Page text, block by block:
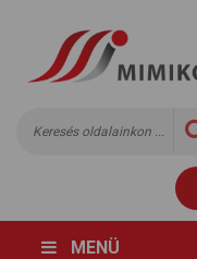
MENÜ